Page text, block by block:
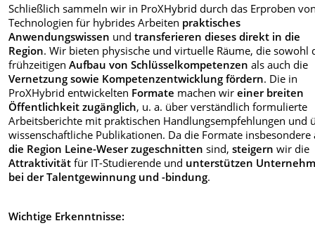
Schließlich sammeln wir in ProXHybrid durch das Erproben
Technologien für hybrides Arbeiten praktisches
Anwendungswissen undtransferieren dieses direkt in die
Region. Wir bieten physische und virtuelle Räume, die sowohl
frühzeitigenAufbau von Schlüsselkompetenzen als auch die
Vernetzung sowie Kompetenzentwicklung fördern. Die in
ProXHybrid entwickelten Formate machen wireiner breiten
Öffentlichkeit zugänglich, u. a. über verständlich formulierte
Arbeitsberichte mit praktischen Handlungsempfehlungen und
wissenschaftliche Publikationen. Da die Formate insbesondere
die Region Leine-Weser zugeschnitten sind,steigern wir die
Attraktivität für IT-Studierende und unterstützen
bei der Talentgewinnung und -bindung.
Wichtige Erkenntnisse: